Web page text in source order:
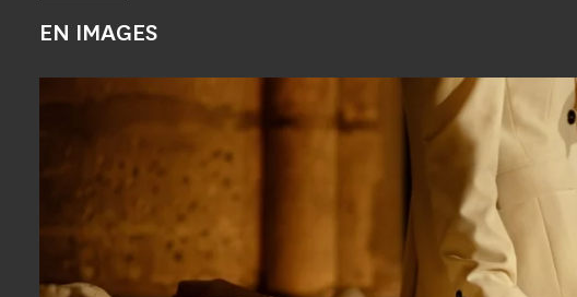
EN IMAGES